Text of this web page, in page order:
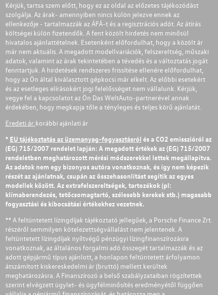
Kérjük, tartsa szem előtt, hogy ez az oldal az előzetes tájékozódást
szolgálja. Az árak- amennyiben nincs külön jelezve ennek az
ellenkezője - tartalmazzák az ÁFÁ-t és a regisztrációs adót. Az átírás
költségei külön fizetendők. A fent közölt hirdetés nem minősül
hivatalos ajánlattételnek. Esetenként előfordulhat, hogy a közölt ár
már nem aktuális. A megadott modellvariációk, felszereltség, műszaki
adatok, valamint az árak tekintetében a tévedés és a változtatás jogát
fenntartjuk. A hirdetések rendszeres frissítése ellenére előfordulhat,
hogy az Ön által kiválasztott gépkocsi már elkelt. Az előbbi esetekért
és az esetleges elírásokért jogi felelősséget nem vállalunk. Kérjük,
vegye fel a kapcsolatot az Ön Das WeltAuto-partnerével annak
érdekében, hogy megkapja tőle a tényleges és teljes körű ajánlatát.
Eredeti ár:korábbi ajánlati ár
* EU tájékoztatás az üzemanyag-fogyasztásról és a CO2 emisszióról az
(EG) 715/2007 rendelet lapján: A megadott értékek az (EG) 715/2007
rendeletben meghatározott mérési módszerekkel lettek megállapítva.
Az adatok nem egy bizonyos autóra vonatkoznak, és így nem képezik
részét az ajánlatnak, csupán az összehasonlítást segítik az egyes
modellek között. Az extrafelszereltségek, tartozékok (pl:
klímaberendezés, tetőcsomagtartó, szélesebb kerekek stb.) magasabb
fogyasztási és kibocsátási értékekhez vezetnek.
** A feltüntetett lízingdíjak tájékoztató jellegűek, a Porsche Finance Zrt.
részéről semmilyen kötelezettségvállalást nem jelentenek. A
feltüntetett lízingdíjak nyíltvégű pénzügyi lízingfinanszírozásra
vonatkoznak, az általános forgalmi adó összegét tartalmazzák és az
adott gépjármű típus ajánlott, a honlapon feltüntetett árfolyamon
átszámított kiskereskedelmi ár (bruttó) mellett kerültek
meghatározásra. A Finanszírozó a belső szabályzataiban rögzítettek
szerint elvégzett ügylet- és ügyfélminősítés eredményétől függően